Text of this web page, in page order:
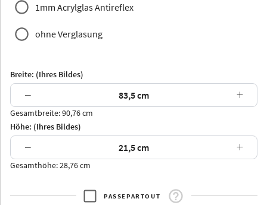
Jersey Dauphine
Arran Luzern
Thurgau
1mm Acrylglas Antireflex
ohne Verglasung
Breite: (Ihres Bildes)
− +
Gesamtbreite: 90,76 cm
Höhe: (Ihres Bildes)
− +
Gesamthöhe: 28,76 cm
PASSEPARTOUT